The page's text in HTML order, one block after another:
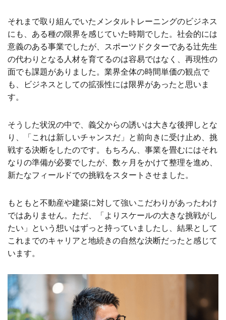
それまで取り組んでいたメンタルトレーニングのビジネス
にも、ある種の限界を感じていた時期でした。社会的には
意義のある事業でしたが、スポーツドクターである辻先生
の代わりとなる人材を育てるのは容易ではなく、再現性の
面でも課題がありました。業界全体の時間単価の観点で
も、ビジネスとしての拡張性には限界があったと思いま
す。
そうした状況の中で、義父からの誘いは大きな後押しとな
り、「これは新しいチャンスだ」と前向きに受け止め、挑
戦する決断をしたのです。もちろん、事業を畳むにはそれ
なりの準備が必要でしたが、数ヶ月をかけて整理を進め、
新たなフィールドでの挑戦をスタートさせました。
もともと不動産や建築に対して強いこだわりがあったわけ
ではありません。ただ、「よりスケールの大きな挑戦がし
たい」という想いはずっと持っていましたし、結果として
これまでのキャリアと地続きの自然な決断だったと感じて
います。